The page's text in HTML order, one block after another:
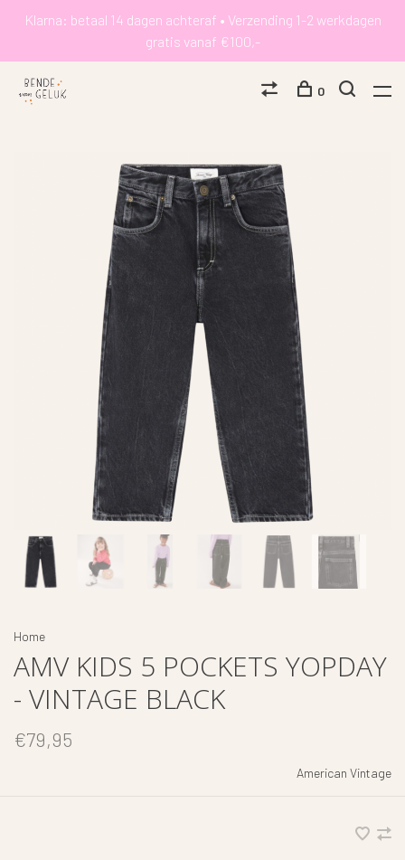
Klarna: betaal 14 dagen achteraf • Verzending 1-2 werkdagen
gratis vanaf €100,-
0
Home
AMV KIDS 5 POCKETS YOPDAY
- VINTAGE BLACK
€79,95
American Vintage